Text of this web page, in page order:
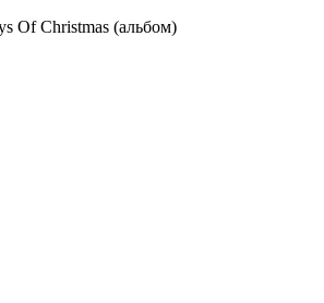
Of Christmas (альбом)